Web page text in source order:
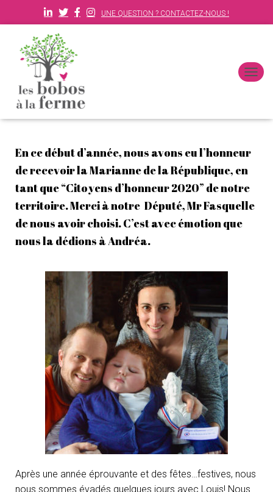
UNE QUESTION ? CONTACTEZ-NOUS !
D
R
V
En ce début d’année, nous avons eu l’honneur
de recevoir la Marianne de la République, en
tant que “Citoyens d’honneur 2020” de notre
territoire. Merci à notre Député, Mr Fasquelle
de nous avoir choisi. C’est avec émotion que
nous la dédions à Andréa.
Après une année éprouvante et des fêtes…festives, nous
nous sommes évadés quelques jours avec Louis! Nous